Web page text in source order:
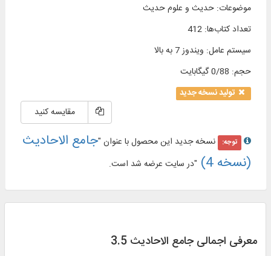
موضوعات:حدیث و علوم حدیث
تعداد کتاب‌ها:
412
سیستم عامل: ویندوز 7 به بالا
حجم: 0/88 گیگابایت
تولید نسخه جدید
مقایسه کنید
توجه: نسخه جدید این محصول با عنوان "جامع الاحادیث
(نسخه 4)
"در سایت عرضه شد است.
معرفی اجمالی جامع الاحادیث 3.5